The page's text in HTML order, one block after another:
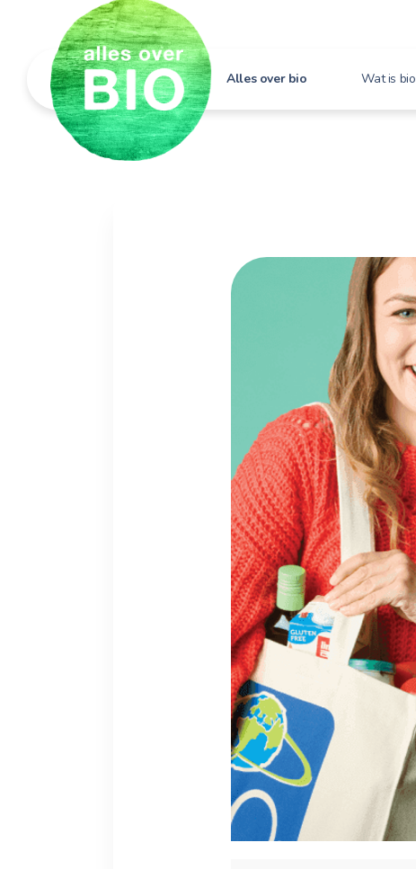
Alles over bio Wat is bio